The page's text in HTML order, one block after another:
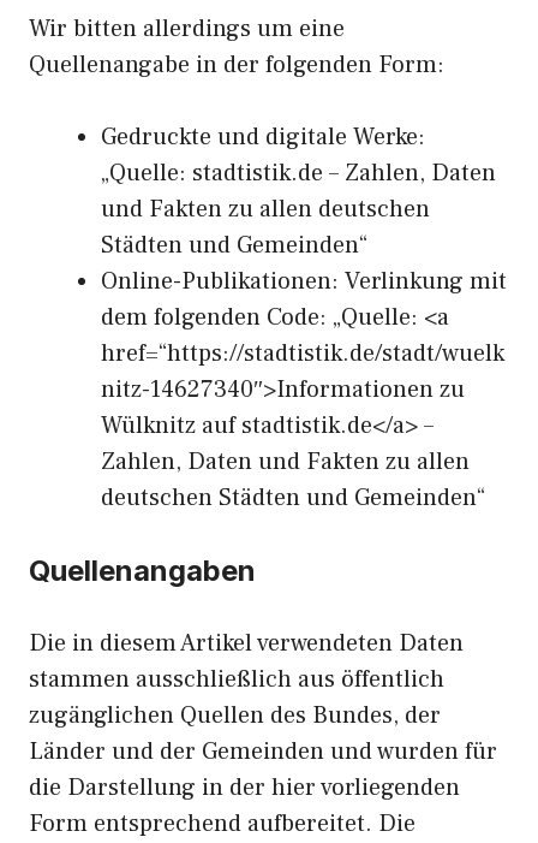
Wir bitten allerdings um eine
Quellenangabe in der folgenden Form:
Gedruckte und digitale Werke:
„Quelle: stadtistik.de – Zahlen, Daten
und Fakten zu allen deutschen
Städten und Gemeinden“
Online-Publikationen: Verlinkung mit
dem folgenden Code: „Quelle: <a
href=“https://stadtistik.de/stadt/wuelk
nitz-14627340″>Informationen zu
Wülknitz auf stadtistik.de</a> –
Zahlen, Daten und Fakten zu allen
deutschen Städten und Gemeinden“
Quellenangaben
Die in diesem Artikel verwendeten Daten
stammen ausschließlich aus öffentlich
zugänglichen Quellen des Bundes, der
Länder und der Gemeinden und wurden für
die Darstellung in der hier vorliegenden
Form entsprechend aufbereitet. Die